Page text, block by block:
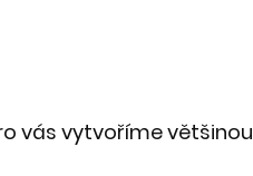
vás vytvoříme